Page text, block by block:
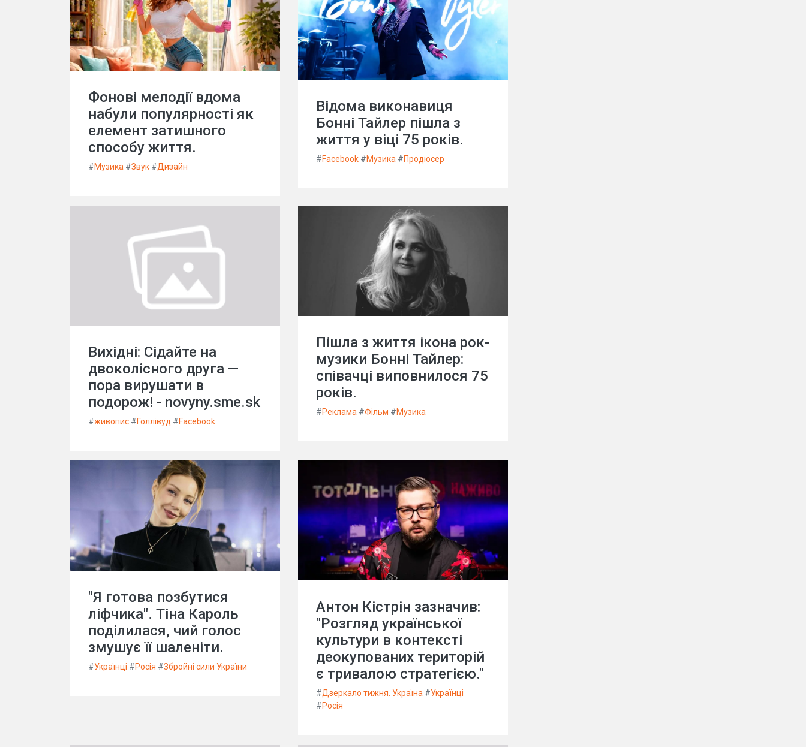
Фонові мелодії вдома
набули популярності як
елемент затишного
способу життя.
#Музика #Звук #Дизайн
Відома виконавиця
Бонні Тайлер пішла з
життя у віці 75 років.
#Facebook #Музика #Продюсер
Вихідні: Сідайте на
двоколісного друга —
пора вирушати в
подорож! - novyny.sme.sk
#живопис #Голлівуд #Facebook
Пішла з життя ікона рок-
музики Бонні Тайлер:
співачці виповнилося 75
років.
#Реклама #Фільм #Музика
"Я готова позбутися
ліфчика". Тіна Кароль
поділилася, чий голос
змушує її шаленіти.
#Українці #Росія #Збройні сили України
Антон Кістрін зазначив:
"Розгляд української
культури в контексті
деокупованих територій
є тривалою стратегією."
#Дзеркало тижня. Україна #Українці
#Росія